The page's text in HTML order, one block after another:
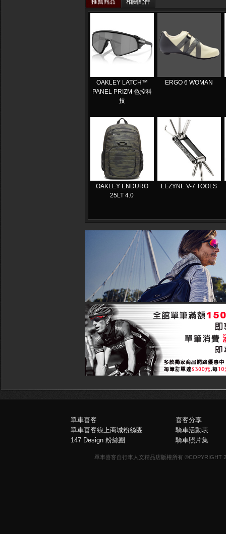
推薦商品 相關配件
OAKLEY LATCH™
PANEL PRIZM 色控科
技
ERGO 6 WOMAN
OAKLEY ENDURO
25LT 4.0
LEZYNE V-7 TOOLS
單車喜客
單車喜客線上商城粉絲團
147 Design 粉絲團
喜客分享
騎車活動表
騎車照片集
單車喜客自行車人文精品店版權所有